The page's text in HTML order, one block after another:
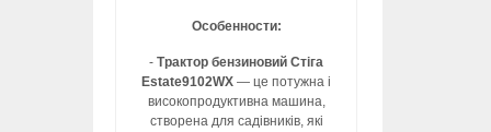
Особенности:
-Трактор бензиновий Стіга
Estate9102WX — це потужна і
високопродуктивна машина,
створена для садівників, які